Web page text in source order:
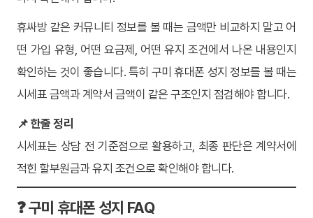
휴싸방 같은 커뮤니티 정보를 볼 때는 금액만 비교하지 말고 어
떤 가입 유형, 어떤 요금제, 어떤 유지 조건에서 나온 내용인지
확인하는 것이 좋습니다. 특히 구미 휴대폰 성지 정보를 볼 때는
시세표 금액과 계약서 금액이 같은 구조인지 점검해야 합니다.
📌 한줄 정리
시세표는 상담 전 기준점으로 활용하고, 최종 판단은 계약서에
적힌 할부원금과 유지 조건으로 확인해야 합니다.
❓ 구미 휴대폰 성지 FAQ